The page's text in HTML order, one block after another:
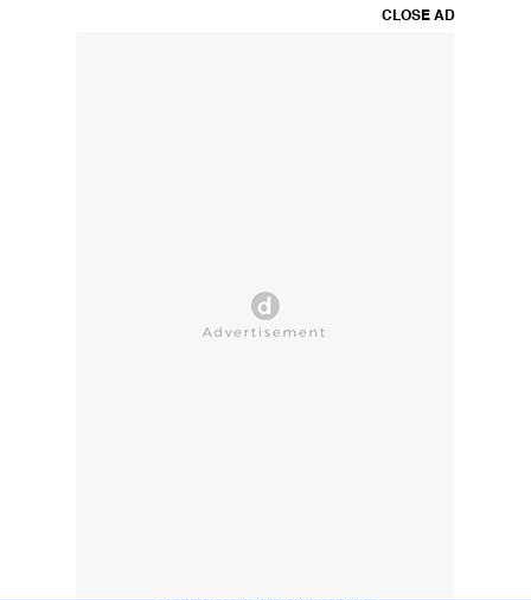
CLOSE AD